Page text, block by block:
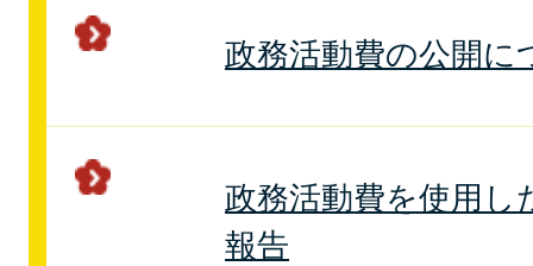
政務活動費の公開に
政務活動費を使用し
報告